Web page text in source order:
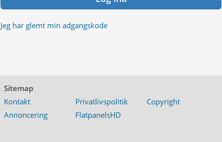
Jeg har glemt min adgangskode
Sitemap
Kontakt
Privatlivspolitik
Copyright
Annoncering
FlatpanelsHD